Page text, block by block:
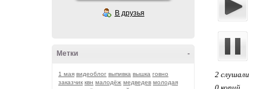
В друзья
-
Метки
1 мая видеоблог выпивка вышка говно
заказчик квн малодёж медведев молодая
2 слушали